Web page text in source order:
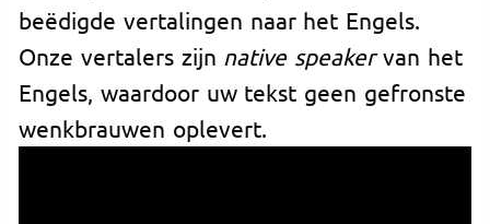
beëdigde vertalingen naar het Engels.
Onze vertalers zijn native speakervan het
Engels, waardoor uw tekst geen gefronste
wenkbrauwen oplevert.